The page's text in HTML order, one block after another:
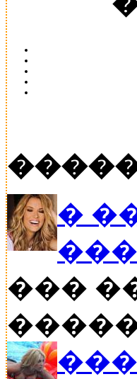
�
���